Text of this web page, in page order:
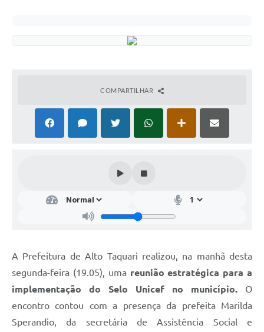
COMPARTILHAR
A Prefeitura de Alto Taquari realizou, na manhã desta
segunda-feira (19.05), umareunião estratégica para a
implementação do Selo Unicef no município. O
encontro contou com a presença da prefeita Marilda
Sperandio, da secretária de Assistência Social e